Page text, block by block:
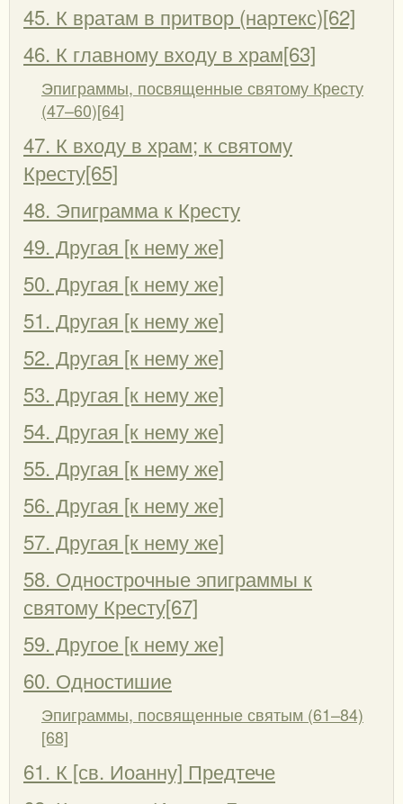
45. К вратам в притвор (нартекс)[62]
46. К главному входу в храм[63]
Эпиграммы, посвященные святому Кресту
(47–60)[64]
47. К входу в храм; к святому
Кресту[65]
48. Эпиграмма к Кресту
49. Другая [к нему же]
50. Другая [к нему же]
51. Другая [к нему же]
52. Другая [к нему же]
53. Другая [к нему же]
54. Другая [к нему же]
55. Другая [к нему же]
56. Другая [к нему же]
57. Другая [к нему же]
58. Однострочные эпиграммы к
святому Кресту[67]
59. Другое [к нему же]
60. Одностишие
Эпиграммы, посвященные святым (61–84)
[68]
61. К [св. Иоанну] Предтече